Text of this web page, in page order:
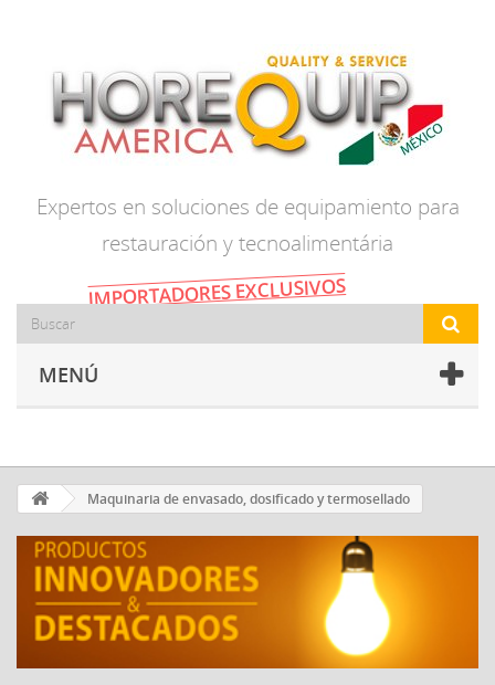
Expertos en soluciones de equipamiento para
restauración y tecnoalimentária
IMPORTADORES EXCLUSIVOS
MENÚ
Maquinaria de envasado, dosificado y termosellado